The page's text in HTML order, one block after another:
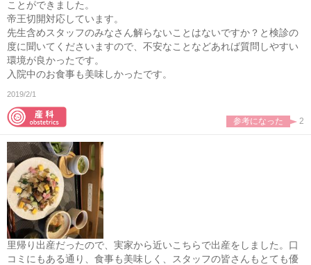
ことができました。
帝王切開対応しています。
先生含めスタッフのみなさん解らないことはないですか？と検診の
度に聞いてくださいますので、不安なことなどあれば質問しやすい
環境が良かったです。
入院中のお食事も美味しかったです。
2019/2/1
参考になった 2
里帰り出産だったので、実家から近いこちらで出産をしました。口
コミにもある通り、食事も美味しく、スタッフの皆さんもとても優